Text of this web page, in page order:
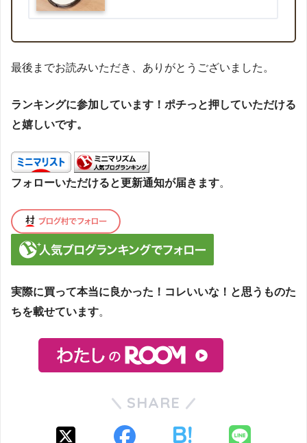
最後までお読みいただき、ありがとうございました。
ランキングに参加しています！ポチっと押していただける
と嬉しいです。
フォローいただけると更新通知が届きます。
実際に買って本当に良かった！コレいいな！と思うものた
ちを載せています。
SHARE